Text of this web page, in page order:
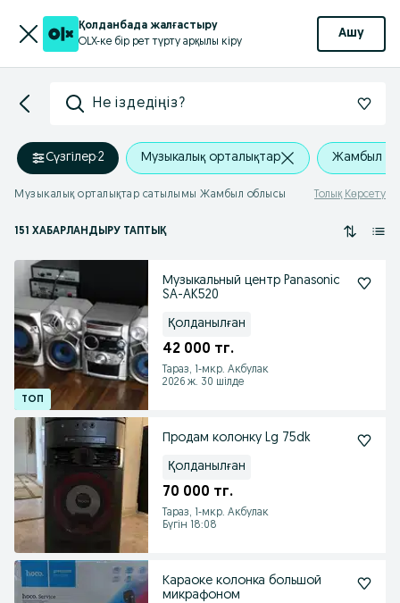
Қолданбада жалғастыру
OLX-ке бір рет түрту арқылы кіру
Ашу
Не іздедіңіз?
Сүзгілер·2 Музыкалық орталықтар Жамбыл
Музыкалық орталықтар сатылымы Жамбыл облысы Толық Көрсету
151 ХАБАРЛАНДЫРУ ТАПТЫҚ
Музыкальный центр Panasonic
SA-AK520
Қолданылған
42 000 тг.
Тараз, 1-мкр. Акбулак
2026 ж. 30 шілде
Продам колонку Lg 75dk
Қолданылған
70 000 тг.
Тараз, 1-мкр. Акбулак
Бүгін 18:08
Караоке колонка большой
микрафоном